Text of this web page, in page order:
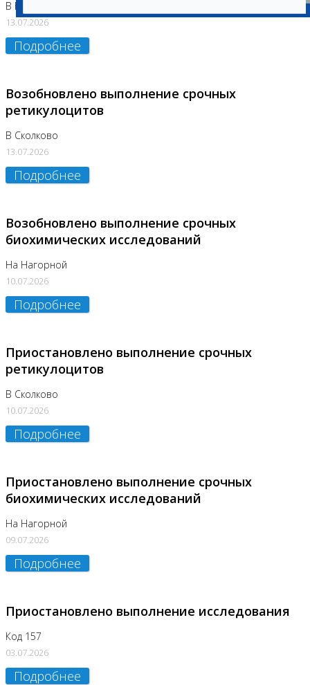
В Бутово
13.07.2026
Подробнее
Возобновлено выполнение срочных
ретикулоцитов
В Сколково
13.07.2026
Подробнее
Возобновлено выполнение срочных
биохимических исследований
На Нагорной
10.07.2026
Подробнее
Приостановлено выполнение срочных
ретикулоцитов
В Сколково
10.07.2026
Подробнее
Приостановлено выполнение срочных
биохимических исследований
На Нагорной
09.07.2026
Подробнее
Приостановлено выполнение исследования
Код 157
03.07.2026
Подробнее